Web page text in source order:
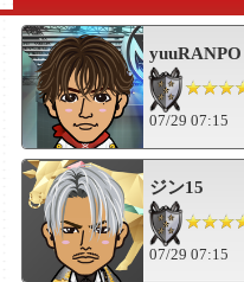
yuuRANPO
07/29 07:15
ジン15
07/29 07:15